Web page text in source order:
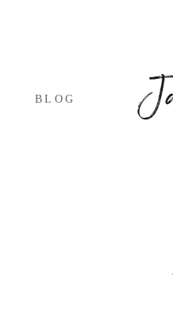
BLOG